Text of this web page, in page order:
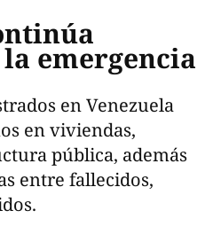
emergencia
en Venezuela
en viviendas,
pública, además
entre fallecidos,